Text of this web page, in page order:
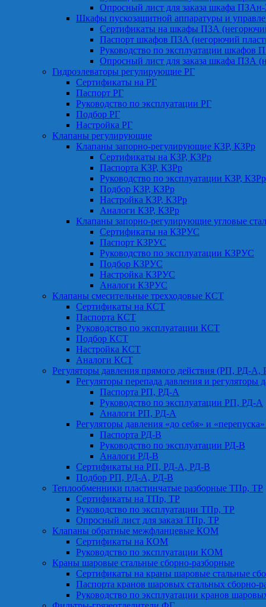
Опросный лист для заказа шкафа
Шкафы пускозащитной аппаратуры и
Сертификаты на шкафы ПЗА
Паспорт шкафов ПЗА (негорючий
Руководство по эксплуатации шкафов
Опросный лист для заказа шкафа ПЗА
Гидроэлеваторы регулирующие РГ
Сертификаты на РГ
Паспорт РГ
Руководство по эксплуатации РГ
Подбор РГ
Настройка РГ
Клапаны регулирующие
Клапаны запорно-регулирующие КЗР, КЗРр
Сертификаты на КЗР, КЗРр
Паспорта КЗР, КЗРр
Руководство по эксплуатации КЗР, КЗРр
Подбор КЗР, КЗРр
Настройка КЗР, КЗРр
Аналоги КЗР, КЗРр
Клапаны запорно-регулирующие угловые
Сертификаты на КЗРУС
Паспорт КЗРУС
Руководство по эксплуатации КЗРУС
Подбор КЗРУС
Настройка КЗРУС
Аналоги КЗРУС
Клапаны смесительные трехходовые КСТ
Сертификаты на КСТ
Паспорта КСТ
Руководство по эксплуатации КСТ
Подбор КСТ
Настройка КСТ
Аналоги КСТ
Регуляторы давления прямого действия (РП, РД-А,
Регуляторы перепада давления и
Паспорта РП, РД-А
Руководство по эксплуатации РП, РД-А
Аналоги РП, РД-А
Регуляторы давления «до себя» и
Паспорта РД-В
Руководство по эксплуатации РД-В
Аналоги РД-В
Сертификаты на РП, РД-А, РД-В
Подбор РП, РД-А, РД-В
Теплообменники пластинчатые разборные ТПр, ТР
Сертификаты на ТПр, ТР
Руководство по эксплуатации ТПр, ТР
Опросный лист для заказа ТПр, ТР
Клапаны обратные межфланцевые КОМ
Сертификаты на КОМ
Руководство по эксплуатации КОМ
Краны шаровые стальные сборно-разборные
Сертификаты на краны шаровые стальные
Паспорта кранов шаровых стальных сборно-
Руководство по эксплуатации кранов